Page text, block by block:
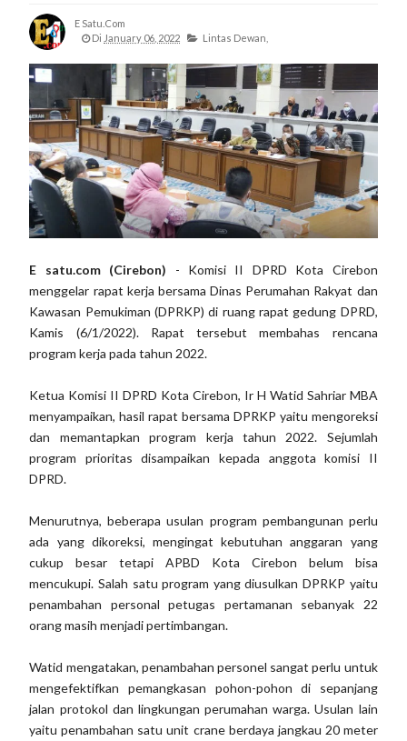
E Satu.com
Di January 06, 2022 Lintas Dewan,
E satu.com (Cirebon) - Komisi II DPRD Kota Cirebon
menggelar rapat kerja bersama Dinas Perumahan Rakyat dan
Kawasan Pemukiman (DPRKP) di ruang rapat gedung DPRD,
Kamis (6/1/2022). Rapat tersebut membahas rencana
program kerja pada tahun 2022.
Ketua Komisi II DPRD Kota Cirebon, Ir H Watid Sahriar MBA
menyampaikan, hasil rapat bersama DPRKP yaitu mengoreksi
dan memantapkan program kerja tahun 2022. Sejumlah
program prioritas disampaikan kepada anggota komisi II
DPRD.
Menurutnya, beberapa usulan program pembangunan perlu
ada yang dikoreksi, mengingat kebutuhan anggaran yang
cukup besar tetapi APBD Kota Cirebon belum bisa
mencukupi. Salah satu program yang diusulkan DPRKP yaitu
penambahan personal petugas pertamanan sebanyak 22
orang masih menjadi pertimbangan.
Watid mengatakan, penambahan personel sangat perlu untuk
mengefektifkan pemangkasan pohon-pohon di sepanjang
jalan protokol dan lingkungan perumahan warga. Usulan lain
yaitu penambahan satu unit crane berdaya jangkau 20 meter